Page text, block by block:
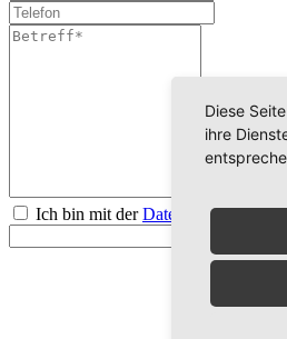
Ich bin mit der
Diese
ihre